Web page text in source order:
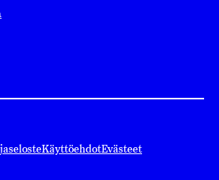
KäyttöehdotEvästeet